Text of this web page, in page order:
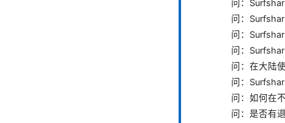
问：
问：
问：
问：
问：在大陆
问：
问：如何在
问：是否有